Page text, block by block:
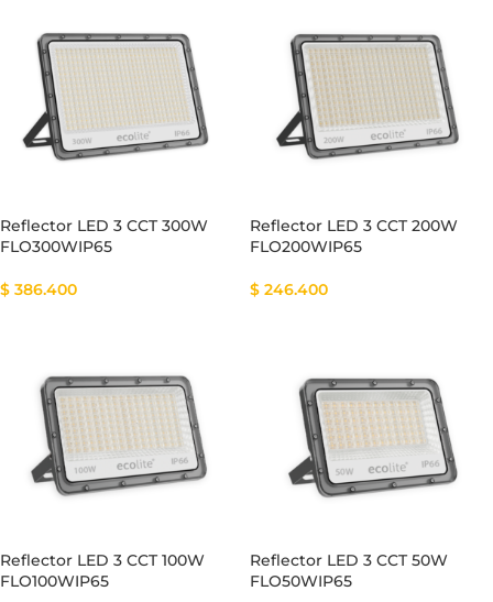
Reflector LED 3 CCT 300W
FLO300WIP65
$ 386.400
Reflector LED 3 CCT 200W
FLO200WIP65
$ 246.400
Reflector LED 3 CCT 100W
FLO100WIP65
Reflector LED 3 CCT 50W
FLO50WIP65